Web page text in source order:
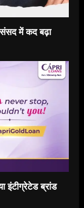
में कद बढ़ा
इंटीग्रेटेड ब्रांड